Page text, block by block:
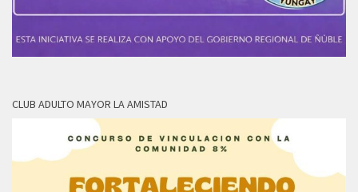
CLUB ADULTO MAYOR LA AMISTAD